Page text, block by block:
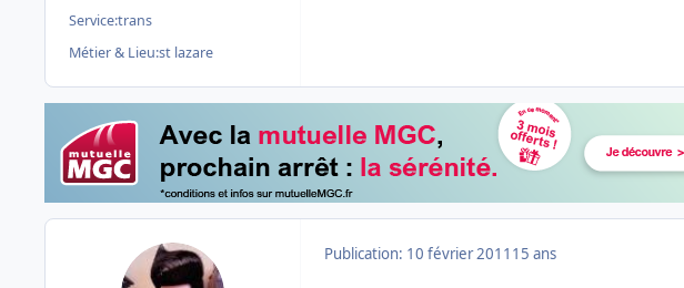
Service:trans
Métier & Lieu:st lazare
Publication: 10 février 2011 15 ans